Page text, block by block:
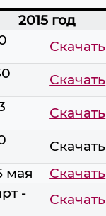
2015 год
Скачать
Скачать
Скачать
Скачать
мая
Скачать
-
Скачать